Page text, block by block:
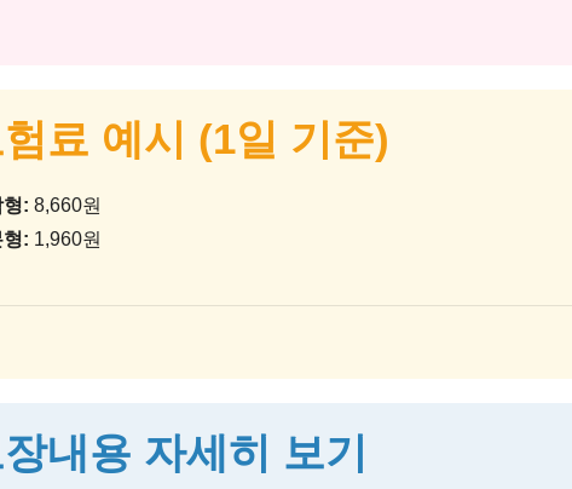
료 예시 (1일 기준)
: 8,660원
형: 1,960원
내용 자세히 보기